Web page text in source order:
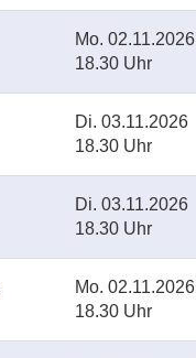
Mo. 02.11.2026
18.30 Uhr
Di. 03.11.2026
18.30 Uhr
Di. 03.11.2026
18.30 Uhr
Mo. 02.11.2026
18.30 Uhr